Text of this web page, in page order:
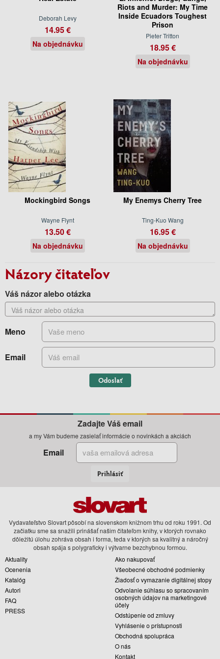
Deborah Levy
14.95 €
Na objednávku
Riots and Murder: My Time
Inside Ecuadors Toughest
Prison
Pieter Tritton
18.95 €
Na objednávku
Mockingbird Songs
Wayne Flynt
13.50 €
Na objednávku
My Enemys Cherry Tree
Ting-Kuo Wang
16.95 €
Na objednávku
Názory čitateľov
Váš názor alebo otázka
Meno
Email
Odoslať
Zadajte Váš email
a my Vám budeme zasielať informácie o novinkách a akciách
Email
Prihlásiť
Vydavateľstvo Slovart pôsobí na slovenskom knižnom trhu od roku 1991. Od
začiatku sme sa snažili prinášať našim čitateľom knihy, v ktorých rovnako
dôležitú úlohu zohráva obsah i forma, teda v ktorých sa kvalitný a náročný
obsah spája s polygraficky i výtvarne bezchybnou formou.
Aktuality
Ocenenia
Katalóg
Autori
FAQ
PRESS
Ako nakupovať
Všeobecné obchodné podmienky
Žiadosť o vymazanie digitálnej stopy
Odvolanie súhlasu so spracovaním
osobných údajov na marketingové
účely
Odstúpenie od zmluvy
Vyhlásenie o prístupnosti
Obchodná spolupráca
O nás
Kontakt